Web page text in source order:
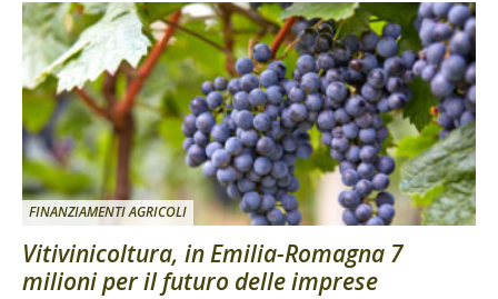
FINANZIAMENTI AGRICOLI
Vitivinicoltura, in Emilia-Romagna 7
milioni per il futuro delle imprese